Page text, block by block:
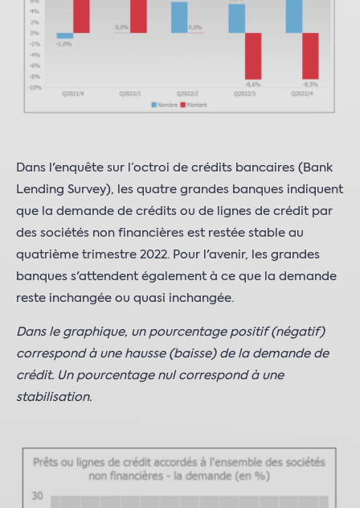
Dans l'enquête sur l’octroi de crédits bancaires (Bank
Lending Survey), les quatre grandes banques indiquent
que la demande de crédits ou de lignes de crédit par
des sociétés non financières est restée stable au
quatrième trimestre 2022. Pour l'avenir, les grandes
banques s'attendent également à ce que la demande
reste inchangée ou quasi inchangée.
Dans le graphique, un pourcentage positif (négatif)
correspond à une hausse (baisse) de la demande de
crédit. Un pourcentage nul correspond à une
stabilisation.